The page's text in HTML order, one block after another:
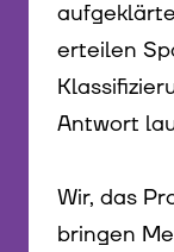
erteilen
Antwort
Wir, das
bringen